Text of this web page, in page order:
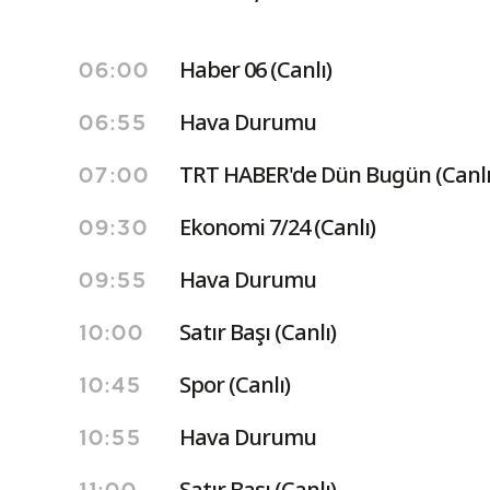
06:00 Haber 06 (Canlı)
06:55 Hava Durumu
07:00 TRT HABER'de Dün Bugün
09:30 Ekonomi 7/24 (Canlı)
09:55 Hava Durumu
10:00 Satır Başı (Canlı)
10:45 Spor (Canlı)
10:55 Hava Durumu